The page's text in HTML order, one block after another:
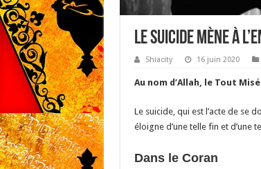
Le suicide mène à
Shiacity 16 juin 2020
Au nom d’Allah, le Tout
Le suicide, qui est l’acte de se
éloigne d’une telle fin et d’une
Dans le Coran